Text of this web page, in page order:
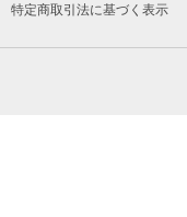
特定商取引法に基づく表示